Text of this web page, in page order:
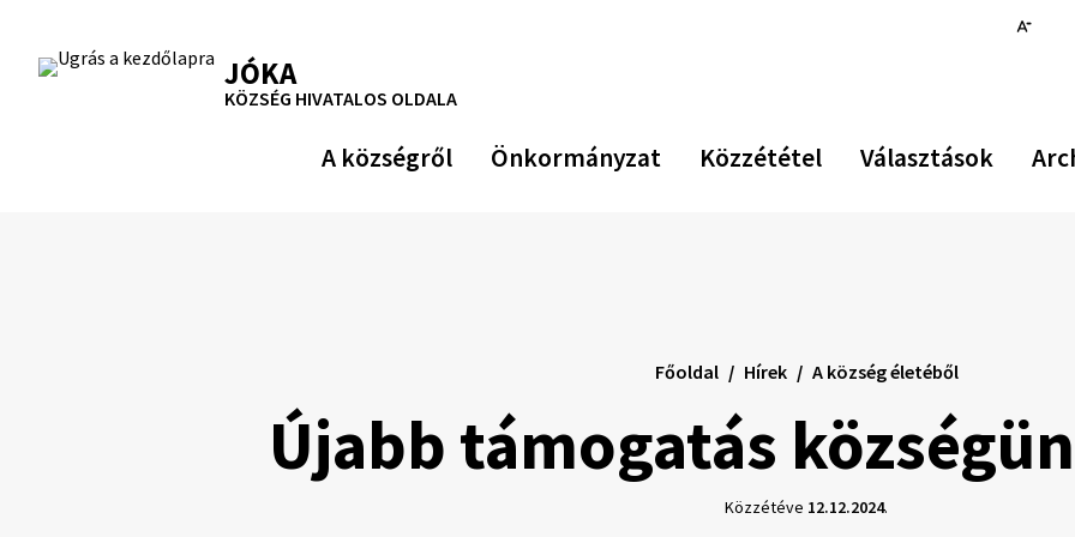
tartalomra
RSS Oldaltérkép
Nyomtatás JÓKA
KÖZSÉG HIVATALOS OLDALA
A községről Önkormányzat Közzététel Választások
Újabb támogatás
Főoldal Hírek A község életéből
Közzétéve 12.12.2024.